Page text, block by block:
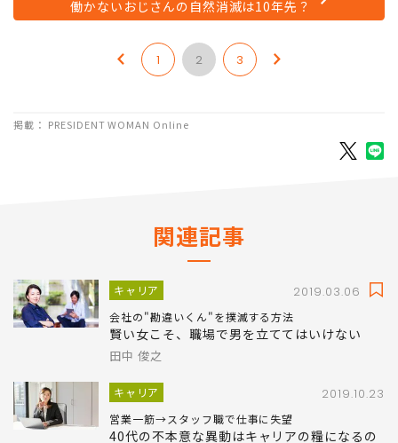
次のページ
働かないおじさんの自然消滅は10年先？
関連記事
キャリア
賢い女こそ、職場で男を立ててはいけない
田中 俊之